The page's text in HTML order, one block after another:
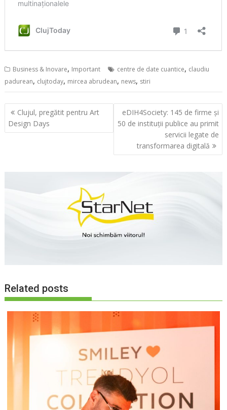
Business & Inovare, Important centre de date cuantice, claudiu
padurean, clujtoday, mircea abrudean, news, stiri
Navigare
în
articole
Clujul, pregătit pentru Art
Design Days
eDIH4Society: 145 de firme și
50 de instituții publice au primit
servicii legate de
transformarea digitală
Related posts